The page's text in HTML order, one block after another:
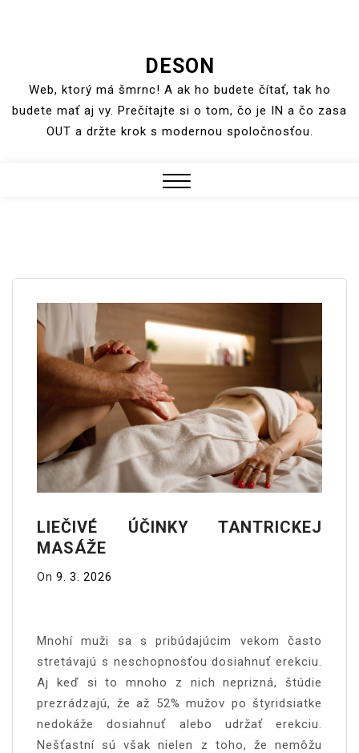
content
DESON
Web, ktorý má šmrnc! A ak ho budete čítať, tak ho
budete mať aj vy. Prečítajte si o tom, čo je IN a čo zasa
OUT a držte krok s modernou spoločnosťou.
LIEČIVÉ ÚČINKY TANTRICKEJ
MASÁŽE
On 9. 3. 2026
Mnohí muži sa s pribúdajúcim vekom často
stretávajú s neschopnosťou dosiahnuť erekciu.
Aj keď si to mnoho z nich neprizná, štúdie
prezrádzajú, že až 52% mužov po štyridsiatke
nedokáže dosiahnuť alebo udržať erekciu.
Nešťastní sú však nielen z toho, že nemôžu